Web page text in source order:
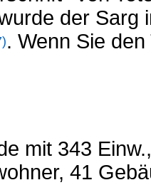
der Sarg
. Wenn Sie
mit 343
41